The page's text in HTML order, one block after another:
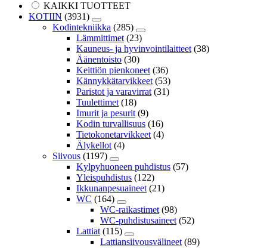
KAIKKI TUOTTEET
KOTIIN (3931)
Kodintekniikka (285)
Lämmittimet (23)
Kauneus- ja hyvinvointilaitteet (38)
Äänentoisto (30)
Keittiön pienkoneet (36)
Kännykkätarvikkeet (53)
Paristot ja varavirrat (31)
Tuulettimet (18)
Imurit ja pesurit (9)
Kodin turvallisuus (16)
Tietokonetarvikkeet (4)
Älykellot (4)
Siivous (1197)
Kylpyhuoneen puhdistus (57)
Yleispuhdistus (122)
Ikkunanpesuaineet (21)
WC (164)
WC-raikastimet (98)
WC-puhdistusaineet (52)
Lattiat (115)
Lattiansiivousvälineet (89)